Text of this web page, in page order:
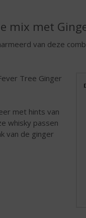
mix met
van deze
Tree Ginger
met hints van
whisky passen
van de ginger